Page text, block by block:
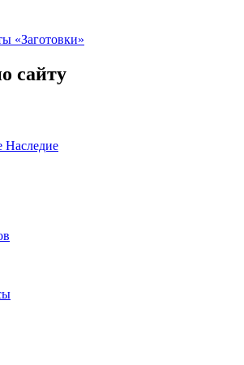
«Заготовки»
сайту
Наследие